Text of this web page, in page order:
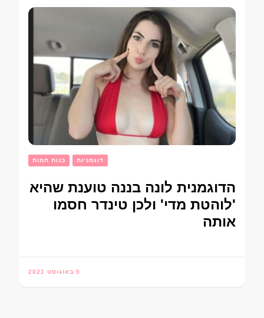
בנות חמות דוגמניות
הדוגמנית לונה בננה טוענת שהיא
'לוהטת מדי' ולכן טינדר חסמו
אותה
5 באוגוסט 2021